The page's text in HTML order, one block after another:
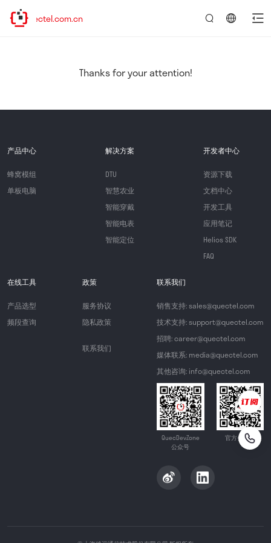
Thanks for your attention!
产品中心
蜂窝模组
单板电脑
解决方案
DTU
智慧农业
智能穿戴
智能电表
智能定位
开发者中心
资源下载
文档中心
开发工具
应用笔记
Helios SDK
FAQ
在线工具
产品选型
频段查询
政策
服务协议
隐私政策
联系我们
联系我们
销售支持: sales@quectel.com
技术支持: support@quectel.com
招聘: career@quectel.com
媒体联系: media@quectel.com
其他咨询: info@quectel.com
QuecDevZone
公众号
官方公众号